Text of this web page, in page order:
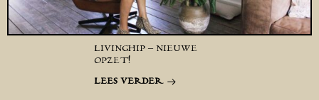
LIVINGHIP – NIEUWE
OPZET!
LEES VERDER